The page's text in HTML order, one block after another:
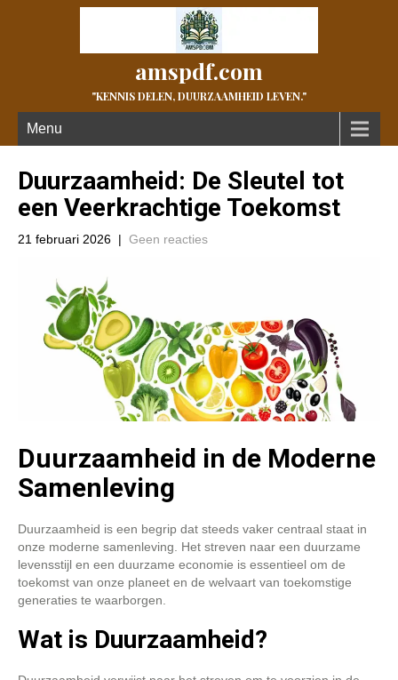
amspdf.com
"KENNIS DELEN, DUURZAAMHEID LEVEN."
Menu
Duurzaamheid: De Sleutel tot
een Veerkrachtige Toekomst
21 februari 2026 | Geen reacties
Duurzaamheid in de Moderne
Samenleving
Duurzaamheid is een begrip dat steeds vaker centraal staat in
onze moderne samenleving. Het streven naar een duurzame
levensstijl en een duurzame economie is essentieel om de
toekomst van onze planeet en de welvaart van toekomstige
generaties te waarborgen.
Wat is Duurzaamheid?